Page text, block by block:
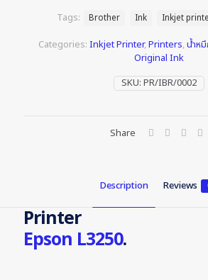
quantity
SKU: PR/IBR/0002
Categories: Inkjet Printer,Printers,น้ำห
Original Ink
Tags: Brother Ink Inkjet
Share
Description Reviews
Printer
Epson L3250.